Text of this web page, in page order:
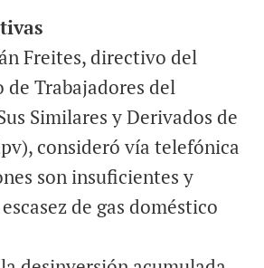
Freites, directivo del
Trabajadores del
Similares y Derivados de
consideró vía telefónica
son insuficientes y
de gas doméstico